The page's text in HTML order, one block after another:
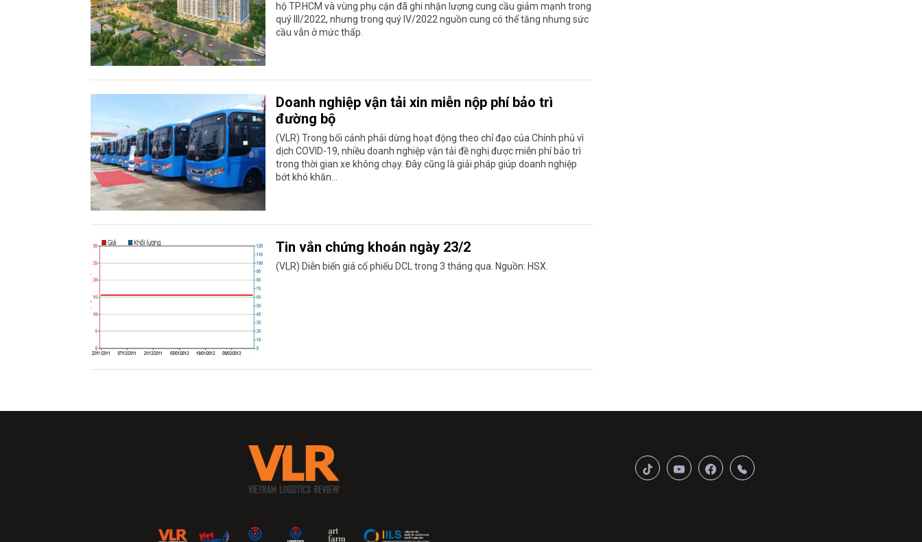
hộ TP.HCM và vùng phụ cận đã ghi nhận lượng cung cầu giảm mạnh trong
quý III/2022, nhưng trong quý IV/2022 nguồn cung có thể tăng nhưng sức
cầu vẫn ở mức thấp.
Doanh nghiệp vận tải xin miễn nộp phí bảo trì
đường bộ
(VLR) Trong bối cảnh phải dừng hoạt động theo chỉ đạo của Chính phủ vì
dịch COVID-19, nhiều doanh nghiệp vận tải đề nghị được miễn phí bảo trì
trong thời gian xe không chạy. Đây cũng là giải pháp giúp doanh nghiệp
bớt khó khăn...
Tin vắn chứng khoán ngày 23/2
(VLR) Diễn biến giá cổ phiếu DCL trong 3 tháng qua. Nguồn: HSX.